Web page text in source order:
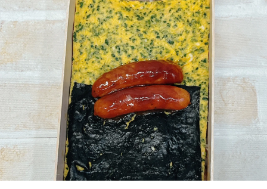
お知らせ
イベント・グッズ
YouTube
会社情報